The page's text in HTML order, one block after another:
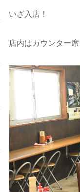
いざ入店！
店内はカウンター